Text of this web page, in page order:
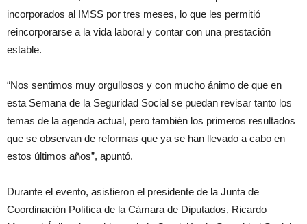
incorporados al IMSS por tres meses, lo que les permitió
reincorporarse a la vida laboral y contar con una prestación
estable.
“Nos sentimos muy orgullosos y con mucho ánimo de que en
esta Semana de la Seguridad Social se puedan revisar tanto los
temas de la agenda actual, pero también los primeros resultados
que se observan de reformas que ya se han llevado a cabo en
estos últimos años”, apuntó.
Durante el evento, asistieron el presidente de la Junta de
Coordinación Política de la Cámara de Diputados, Ricardo